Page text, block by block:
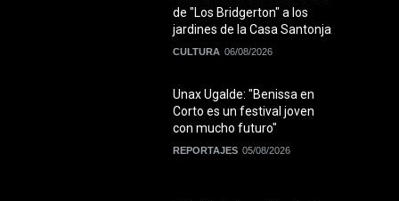
de "Los Bridgerton" a los
jardines de la Casa Santonja
CULTURA 06/08/2026
Unax Ugalde: "Benissa en
Corto es un festival joven
con mucho futuro"
REPORTAJES 05/08/2026